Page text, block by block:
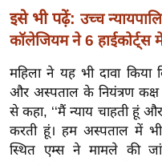
टो
व
र्ल्ड
न्यू
ज
ब्री
फ
इसे भी पढ़ें: उच्च
कॉलेजियम ने 6
महिला ने यह भी दावा
और अस्पताल के नियंत्रण कक्ष
से कहा, ‘‘मैं न्याय चाहती हूं और
करती हूं। हम अस्पताल में भी
स्थित एम्स ने मामले की